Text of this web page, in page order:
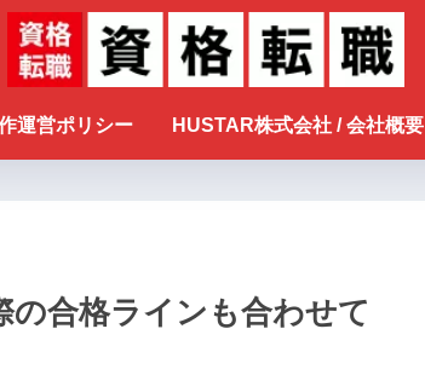
運営ポリシー HUSTAR株式会社 / 会社概要
の合格ラインも合わせて